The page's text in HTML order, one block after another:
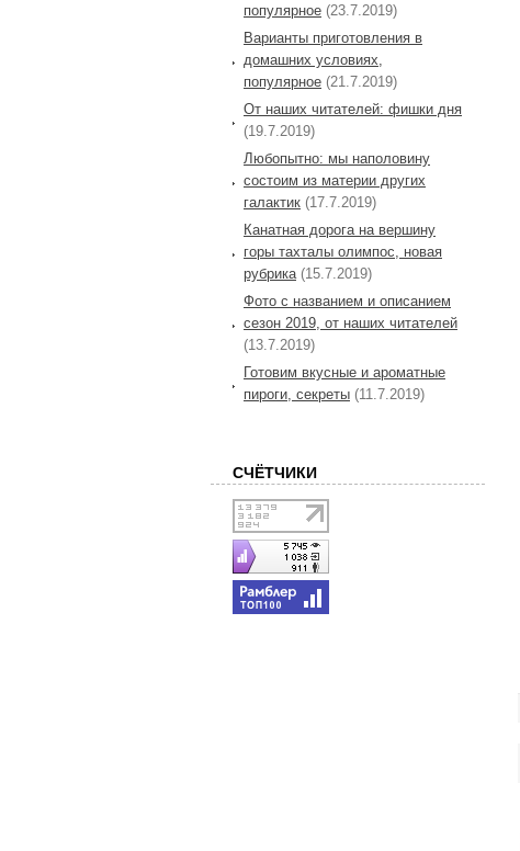
популярное (23.7.2019)
Варианты приготовления в
домашних условиях,
популярное (21.7.2019)
От наших читателей: фишки дня
(19.7.2019)
Любопытно: мы наполовину
состоим из материи других
галактик (17.7.2019)
Канатная дорога на вершину
горы тахталы олимпос, новая
рубрика (15.7.2019)
Фото с названием и описанием
сезон 2019, от наших читателей
(13.7.2019)
Готовим вкусные и ароматные
пироги, секреты (11.7.2019)
СЧЁТЧИКИ